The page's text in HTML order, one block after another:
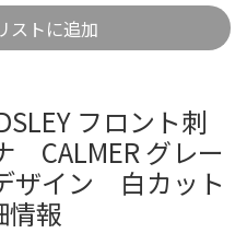
ストに追加
フロント刺
CALMER グレー
ザイン 白カット
報